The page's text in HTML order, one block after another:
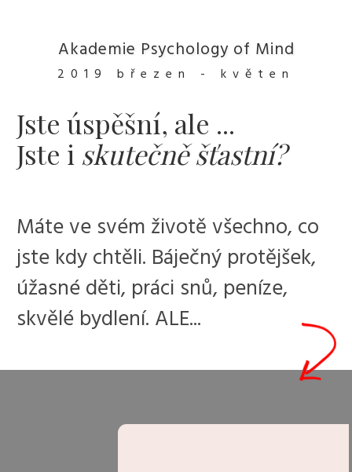
Akademie Psychology of Mind
2019 březen - květen
Jste úspěšní, ale ...
Jste i skutečně šťastní?
Máte ve svém životě všechno, co
jste kdy chtěli. Báječný protějšek,
úžasné děti, práci snů, peníze,
skvělé bydlení. ALE...